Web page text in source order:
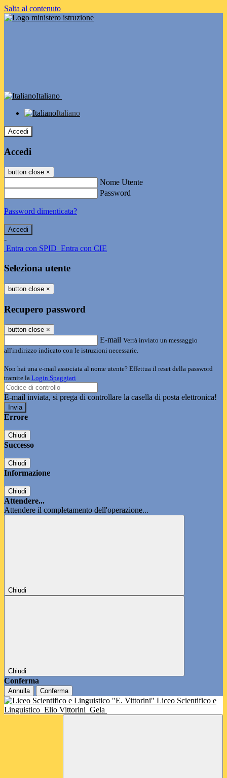
Salta al contenuto
Italiano
Italiano
Accedi
Accedi
button close ×
Nome Utente
Password
Password dimenticata?
-
Entra con SPID Entra con CIE
Seleziona utente
button close ×
Recupero password
button close ×
E-mail Verrà inviato un messaggio
all'indirizzo indicato con le istruzioni necessarie.
Non hai una e-mail associata al nome utente? Effettua il reset della password
tramite la Login Spaggiari
E-mail inviata, si prega di controllare la casella di posta elettronica!
Errore
Chiudi
Successo
Chiudi
Informazione
Chiudi
Attendere...
Attendere il completamento dell'operazione...
Chiudi
Chiudi
Conferma
Annulla Conferma
Liceo Scientifico e
Linguistico Elio Vittorini Gela